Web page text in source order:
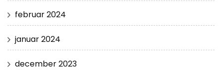
februar 2024
januar 2024
december 2023